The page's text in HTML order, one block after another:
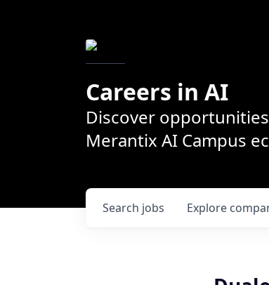
Careers in AI
Discover
Merantix AI Campus
Search jobs Explore